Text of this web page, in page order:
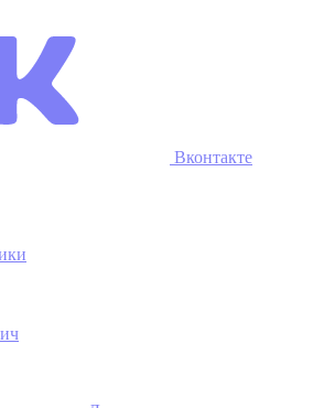
Вконтакте